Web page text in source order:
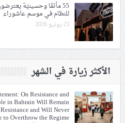
55 مأتمًا وحسينيّة
للنظام في موسم عاشوراء
23 يونيو 2026
الأكثر زيارة في الشهر
On Resistance and
in Bahrain Will Remain
and Will Never
to Overthrow the Regime